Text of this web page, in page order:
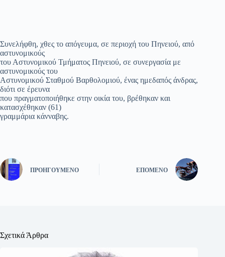
Συνελήφθη, χθες το απόγευμα, σε περιοχή του Πηνειού, από
αστυνομικούς
του Αστυνομικού Τμήματος Πηνειού, σε συνεργασία με
αστυνομικούς του
Αστυνομικού Σταθμού Βαρθολομιού, ένας ημεδαπός άνδρας,
διότι σε έρευνα
που πραγματοποιήθηκε στην οικία του, βρέθηκαν και
κατασχέθηκαν (61)
γραμμάρια κάνναβης.
ΠΡΟΗΓΟΎΜΕΝΟ ΕΠΌΜΕΝΟ
Σχετικά Άρθρα